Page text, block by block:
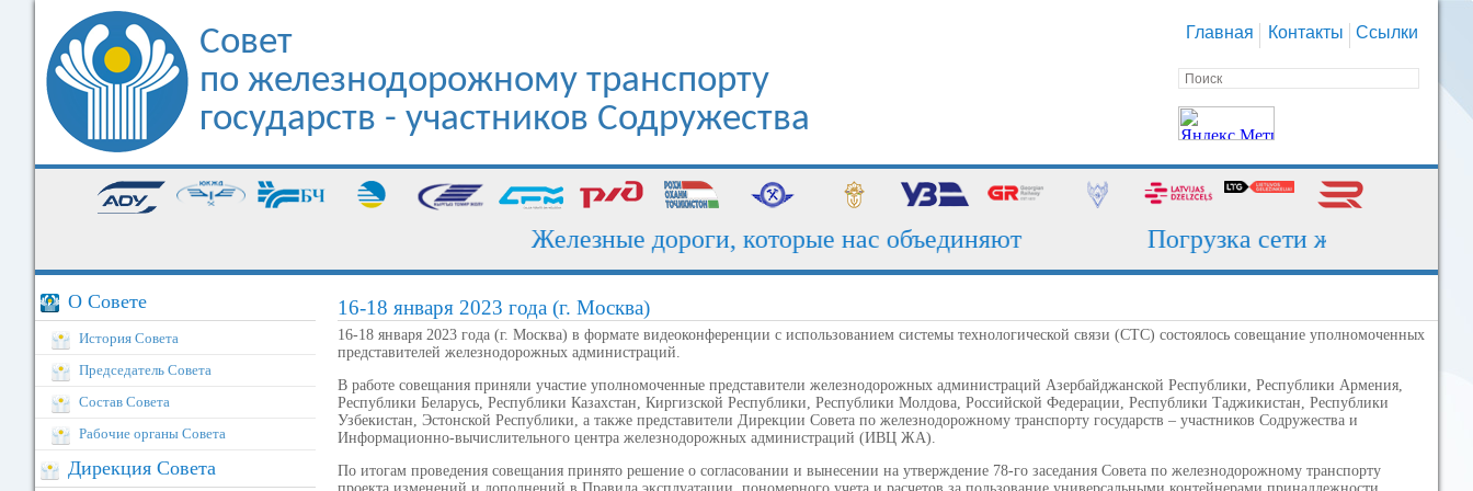
Совет
по железнодорожному транспорту
государств - участников Содружества
Главная Контакты Ссылки
Железные дороги, которые нас объединяют Погрузка сети железных
О Совете
История Совета
Председатель Совета
Состав Совета
Рабочие органы Совета
Дирекция Совета
16-18 января 2023 года (г. Москва)
16-18 января 2023 года (г. Москва) в формате видеоконференции с использованием системы технологической связи (СТС) состоялось совещание уполномоченных
представителей железнодорожных администраций.
В работе совещания приняли участие уполномоченные представители железнодорожных администраций Азербайджанской Республики, Республики Армения,
Республики Беларусь, Республики Казахстан, Киргизской Республики, Республики Молдова, Российской Федерации, Республики Таджикистан, Республики
Узбекистан, Эстонской Республики, а также представители Дирекции Совета по железнодорожному транспорту государств – участников Содружества и
Информационно-вычислительного центра железнодорожных администраций (ИВЦ ЖА).
По итогам проведения совещания принято решение о согласовании и вынесении на утверждение 78-го заседания Совета по железнодорожному транспорту